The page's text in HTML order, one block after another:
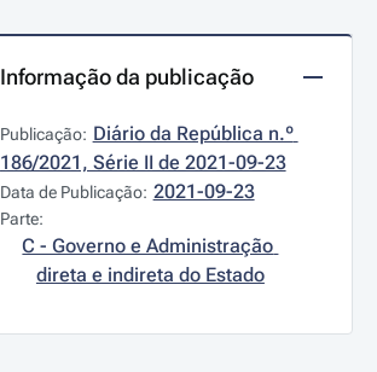
Informação da publicação
Publicação: Diário da República n.º
186/2021, Série II de 2021-09-23
Data de Publicação: 2021-09-23
Parte:
C - Governo e Administração
direta e indireta do Estado